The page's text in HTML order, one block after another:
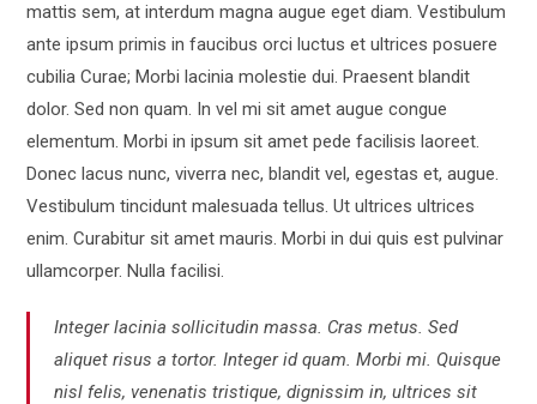
mattis sem, at interdum magna augue eget diam. Vestibulum
ante ipsum primis in faucibus orci luctus et ultrices posuere
cubilia Curae; Morbi lacinia molestie dui. Praesent blandit
dolor. Sed non quam. In vel mi sit amet augue congue
elementum. Morbi in ipsum sit amet pede facilisis laoreet.
Donec lacus nunc, viverra nec, blandit vel, egestas et, augue.
Vestibulum tincidunt malesuada tellus. Ut ultrices ultrices
enim. Curabitur sit amet mauris. Morbi in dui quis est pulvinar
ullamcorper. Nulla facilisi.
Integer lacinia sollicitudin massa. Cras metus. Sed
aliquet risus a tortor. Integer id quam. Morbi mi. Quisque
nisl felis, venenatis tristique, dignissim in, ultrices sit